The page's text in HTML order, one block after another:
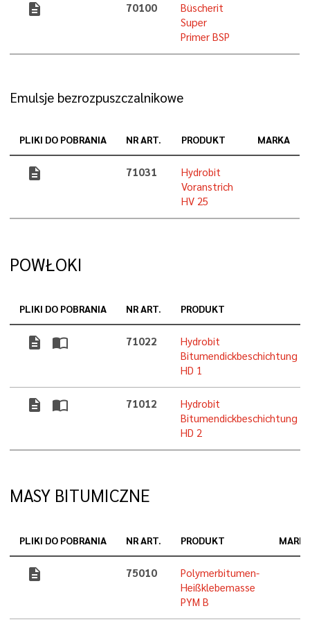
description 70100
Büscherit
Super
Primer BSP
Emulsje bezrozpuszczalnikowe
PLIKI DO POBRANIA NR ART. PRODUKT MARKA
description 71031
Hydrobit
Voranstrich
HV 25
POWŁOKI
PLIKI DO POBRANIA NR ART. PRODUKT
description import_contacts 71022
Hydrobit
Bitumendickbeschichtung
HD 1
description import_contacts 71012
Hydrobit
Bitumendickbeschichtung
HD 2
MASY BITUMICZNE
PLIKI DO POBRANIA NR ART. PRODUKT
description 75010
Polymerbitumen-
Heißklebemasse
PYM B